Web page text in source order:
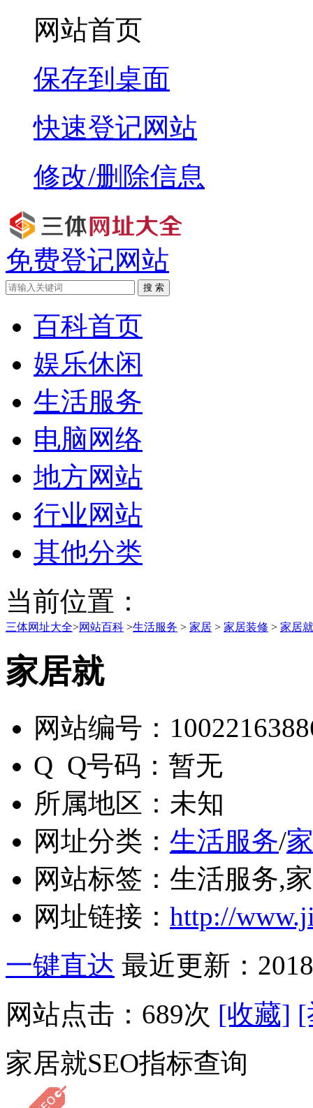
网站首页
保存到桌面
快速登记网站
修改/删除信息
免费登记网站
搜 索
百科首页
娱乐休闲
生活服务
电脑网络
地方网站
行业网站
其他分类
当前位置：
三体网址大全>网站百科 >生活服务 > 家居 > 家居装修 > 家居就
家居就
网站编号：
Q Q号码： 暂无
所属地区： 未知
网址分类： 生活服务/
网站标签： 生活服务,
网址链接： http://
一键直达 最近更新：
网站点击： 689次 [收藏] [
家居就SEO指标查询